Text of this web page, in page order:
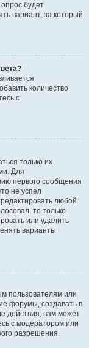
будет
вариант, за который
количество
с
только их
Для
первого сообщения
не успел
любой
то только
или удалить
варианты
пользователям или
форумы, создавать в
действия, вам может
с модератором или
разрешения.